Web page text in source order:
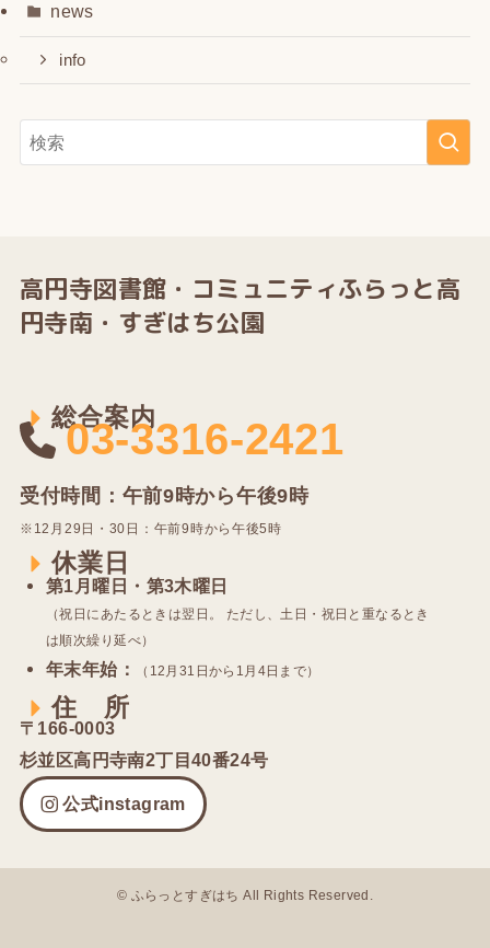
news
info
高円寺図書館・ コミュニティふらっと高
円寺南・すぎはち公園
総合案内
03-3316-2421
受付時間：午前9時から午後9時
※12⽉29⽇・30⽇：午前9時から午後5時
休業日
第1⽉曜⽇・第3⽊曜⽇
（祝⽇にあたるときは翌⽇。 ただし、⼟⽇・祝⽇と重なるとき
は順次繰り延べ）
年末年始： （12⽉31⽇から1⽉4⽇まで）
住 所
〒166-0003
杉並区⾼円寺南2丁⽬40番24号
公式instagram
© ふらっとすぎはち All Rights Reserved.